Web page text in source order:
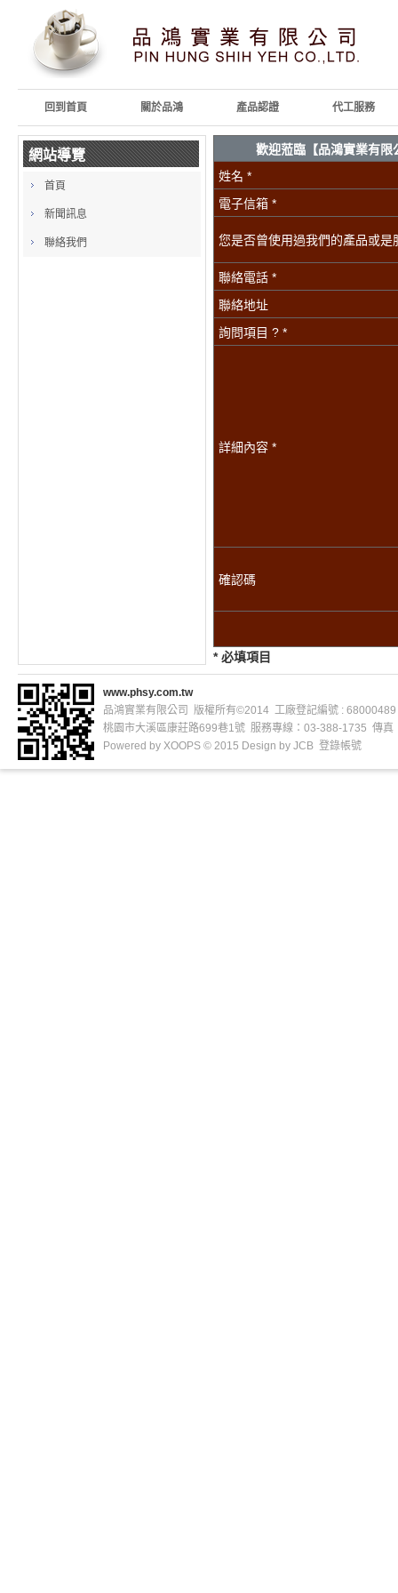
回到首頁 關於品鴻 產品認證 代工服務
網站導覽
首頁
新聞訊息
聯絡我們
歡迎蒞臨【品鴻實業有
姓名 *
電子信箱 *
您是否曾使用過我們的產品或是
聯絡電話 *
聯絡地址
詢問項目 ? *
詳細內容 *
確認碼
* 必填項目
www.phsy.com.tw
品鴻實業有限公司 版權所有©2014 工廠登記編號 : 68000489
桃園市大溪區康莊路699巷1號 服務專線：03-388-1735 傳真
Powered by XOOPS © 2015 Design by JCB 登錄帳號